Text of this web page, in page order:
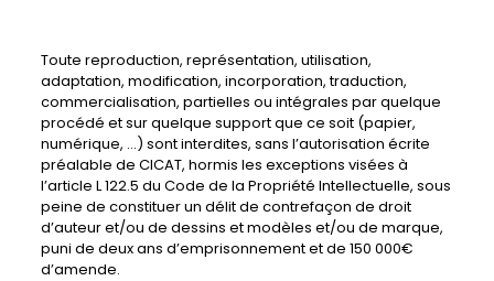
Toute reproduction, représentation, utilisation,
adaptation, modification, incorporation, traduction,
commercialisation, partielles ou intégrales par quelque
procédé et sur quelque support que ce soit (papier,
numérique, …) sont interdites, sans l’autorisation écrite
préalable de CICAT, hormis les exceptions visées à
l’article L 122.5 du Code de la Propriété Intellectuelle, sous
peine de constituer un délit de contrefaçon de droit
d’auteur et/ou de dessins et modèles et/ou de marque,
puni de deux ans d’emprisonnement et de 150 000€
d’amende.